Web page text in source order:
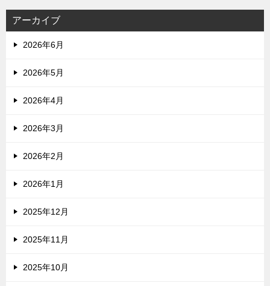
アーカイブ
2026年6月
2026年5月
2026年4月
2026年3月
2026年2月
2026年1月
2025年12月
2025年11月
2025年10月